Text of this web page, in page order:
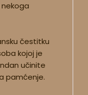
čestitku
kojoj je
učinite
pamćenje.